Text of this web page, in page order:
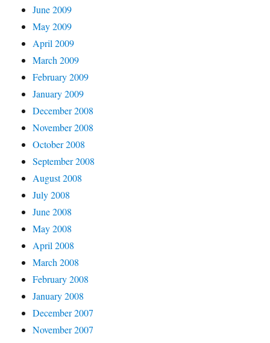
June 2009
May 2009
April 2009
March 2009
February 2009
January 2009
December 2008
November 2008
October 2008
September 2008
August 2008
July 2008
June 2008
May 2008
April 2008
March 2008
February 2008
January 2008
December 2007
November 2007